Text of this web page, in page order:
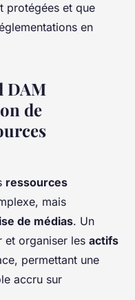
protégées et que
en
DAM
de
ressources
mais
de médias. Un
et organiser les actifs
permettant une
accru sur